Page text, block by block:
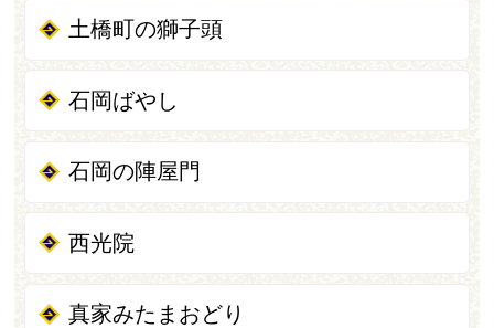
土橋町の獅子頭
石岡ばやし
石岡の陣屋門
西光院
真家みたまおどり